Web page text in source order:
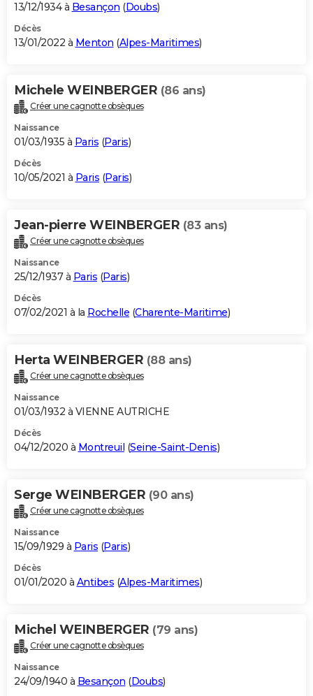
13/12/1934 à Besançon (Doubs)
Décès
13/01/2022 à Menton (Alpes-Maritimes)
Michele WEINBERGER (86 ans)
Créer une cagnotte obsèques
Naissance
01/03/1935 à Paris (Paris)
Décès
10/05/2021 à Paris (Paris)
Jean-pierre WEINBERGER (83 ans)
Créer une cagnotte obsèques
Naissance
25/12/1937 à Paris (Paris)
Décès
07/02/2021 à la Rochelle (Charente-Maritime)
Herta WEINBERGER (88 ans)
Créer une cagnotte obsèques
Naissance
01/03/1932 à VIENNE AUTRICHE
Décès
04/12/2020 à Montreuil (Seine-Saint-Denis)
Serge WEINBERGER (90 ans)
Créer une cagnotte obsèques
Naissance
15/09/1929 à Paris (Paris)
Décès
01/01/2020 à Antibes (Alpes-Maritimes)
Michel WEINBERGER (79 ans)
Créer une cagnotte obsèques
Naissance
24/09/1940 à Besançon (Doubs)